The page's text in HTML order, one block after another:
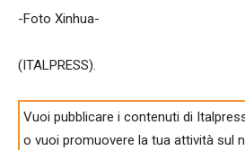
-Foto Xinhua-
(ITALPRESS).
Vuoi pubblicare i contenuti di
o vuoi promuovere la tua attività sul